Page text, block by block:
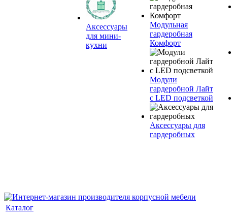
Аксессуары
для мини-
кухни
Модульная
гардеробная
Комфорт
Модули
гардеробной Лайт
с LED подсветкой
Аксессуары для
гардеробных
Каталог